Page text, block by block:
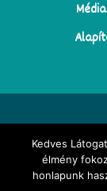
Média
© Minden jog
oldalon
Kedves
élmény
honlapunk